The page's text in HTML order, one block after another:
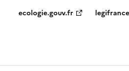
ecologie.gouv.fr